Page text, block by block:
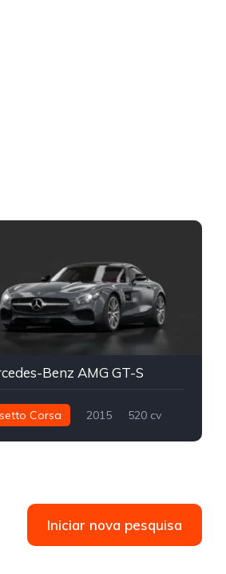
Benz AMG GT-S
Corsa 2015
520 cv
Iniciar nova pesquisa